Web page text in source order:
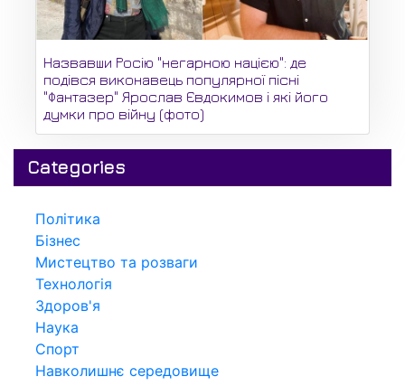
Назвавши Росію "негарною нацією": де
подівся виконавець популярної пісні
"Фантазер" Ярослав Євдокимов і які його
думки про війну (фото)
Categories
Політика
Бізнес
Мистецтво та розваги
Технологія
Здоров'я
Наука
Спорт
Навколишнє середовище